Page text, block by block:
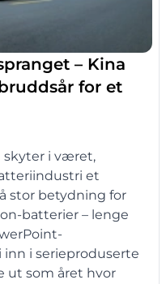
– Kina
for et
skyter i været,
et
stor betydning for
batterier – lenge
inn i serieproduserte
ut som året hvor